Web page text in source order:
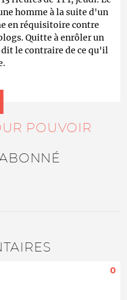
homme à la suite d'un
en réquisitoire contre
Quitte à enrôler un
le contraire de ce qu'il
POUVOIR
0